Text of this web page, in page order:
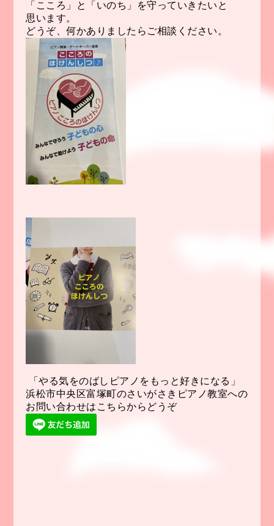
「こころ」と「いのち」を守っていきたいと
思います。
どうぞ、何かありましたらご相談ください。
「やる気をのばしピアノをもっと好きになる」
浜松市中央区富塚町のさいがさきピアノ教室への
お問い合わせはこちらからどうぞ